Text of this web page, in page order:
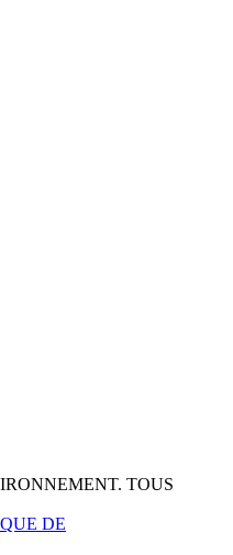
TOUS
DE